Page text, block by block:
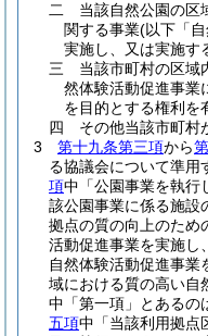
二
当該自然公園の区
関する事業(以下「
実施し、又は実施す
三
当該市町村の区域
然体験活動促進事業
を目的とする権利を
四
その他当該市町村
3
第十九条第三項から
る協議会について準用
項中「公園事業を執行
該公園事業に係る施設
拠点の質の向上のため
活動促進事業を実施し
自然体験活動促進事業
域における質の高い自
中「第一項」とあるの
五項中「当該利用拠点